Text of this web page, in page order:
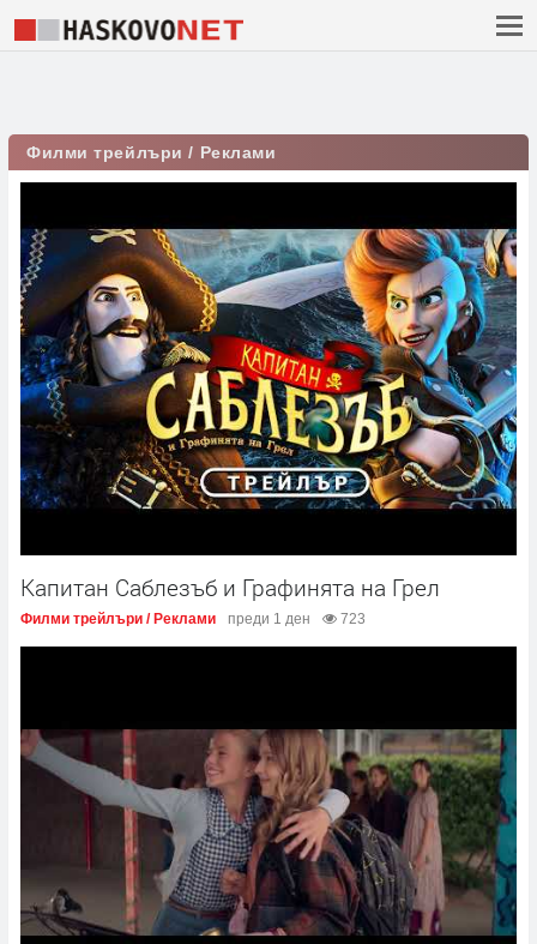
Филми трейлъри / Реклами
Капитан Саблезъб и Графинята на Грeл
Филми трейлъри / Реклами преди 1 ден 723